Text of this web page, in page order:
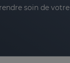
soin de votre